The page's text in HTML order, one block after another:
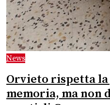
News
Orvieto rispetta
memoria, ma non